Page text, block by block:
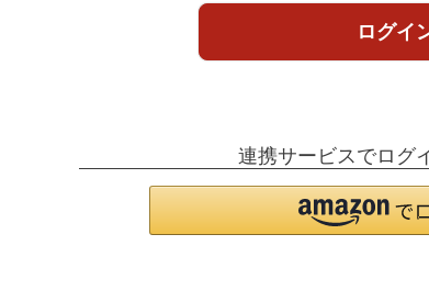
ログイ
連携サービスでログ